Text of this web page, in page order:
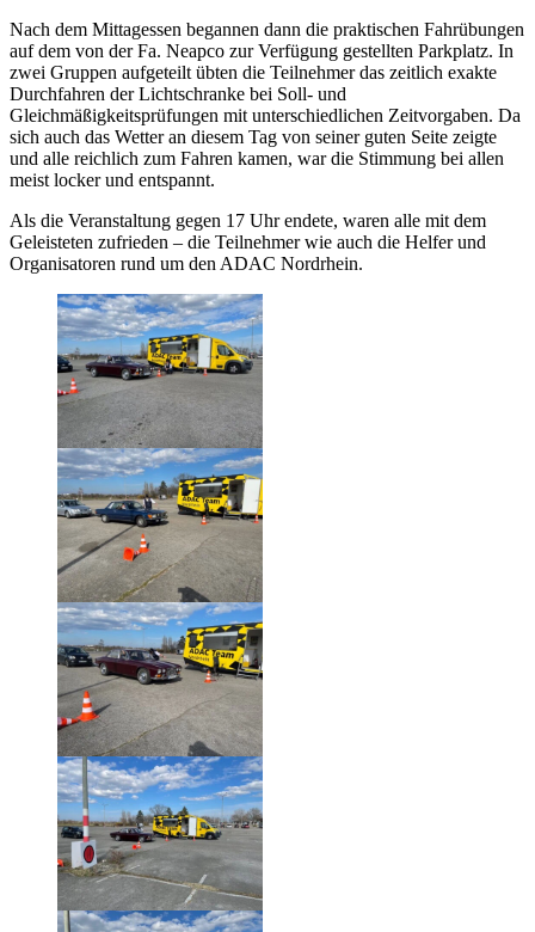
Nach dem Mittagessen begannen dann die praktischen Fahrübungen
auf dem von der Fa. Neapco zur Verfügung gestellten Parkplatz. In
zwei Gruppen aufgeteilt übten die Teilnehmer das zeitlich exakte
Durchfahren der Lichtschranke bei Soll- und
Gleichmäßigkeitsprüfungen mit unterschiedlichen Zeitvorgaben. Da
sich auch das Wetter an diesem Tag von seiner guten Seite zeigte
und alle reichlich zum Fahren kamen, war die Stimmung bei allen
meist locker und entspannt.
Als die Veranstaltung gegen 17 Uhr endete, waren alle mit dem
Geleisteten zufrieden – die Teilnehmer wie auch die Helfer und
Organisatoren rund um den ADAC Nordrhein.